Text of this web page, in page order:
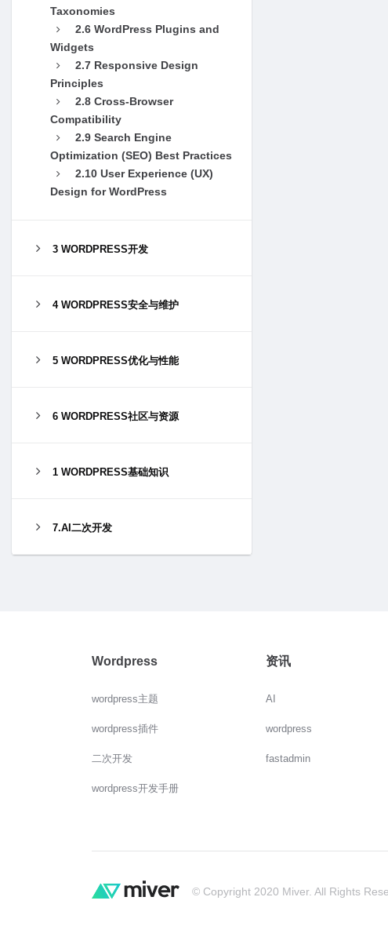
Taxonomies
2.6 WordPress Plugins and
Widgets
2.7 Responsive Design
Principles
2.8 Cross-Browser
Compatibility
2.9 Search Engine
Optimization (SEO) Best Practices
2.10 User Experience (UX)
Design for WordPress
3 WORDPRESS开发
4 WORDPRESS安全与维护
5 WORDPRESS优化与性能
6 WORDPRESS社区与资源
1 WORDPRESS基础知识
7.AI二次开发
Wordpress
wordpress主题
wordpress插件
二次开发
wordpress开发手册
资讯
AI
wordpress
fastadmin
© Copyright 2020 Miver. All Rights